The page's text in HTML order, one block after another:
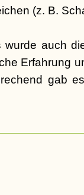
(z. B.
auch
Erfahrung
gab